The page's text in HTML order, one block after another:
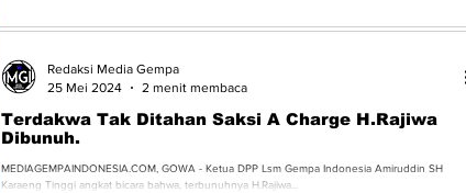
Terdakwa Tak Ditahan Saksi A Charge H.Rajiwa
Dibunuh.
MEDIAGEMPAINDONESIA.COM, GOWA - Ketua DPP Lsm Gempa Indonesia Amiruddin SH
Karaeng Tinggi angkat bicara bahwa, terbunuhnya H.Rajiwa...
Redaksi Media Gempa
25 Mei 2024
2 menit membaca